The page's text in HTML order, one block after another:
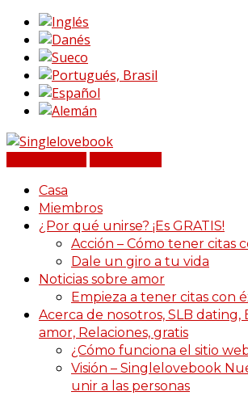
Casa
Miembros
¿Por qué unirse? ¡Es GRATIS!
Acción – Cómo tener citas
Dale un giro a tu vida
Noticias sobre amor
Empieza a tener citas con
Acerca de nosotros, SLB dating,
amor, Relaciones, gratis
¿Cómo funciona el sitio
Visión – Singlelovebook
unir a las personas